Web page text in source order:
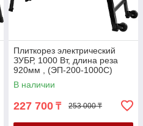
Плиткорез электрический
ЗУБР, 1000 Вт, длина реза
920мм , (ЭП-200-1000С)
В наличии
227 700 ₸ 253 000 ₸